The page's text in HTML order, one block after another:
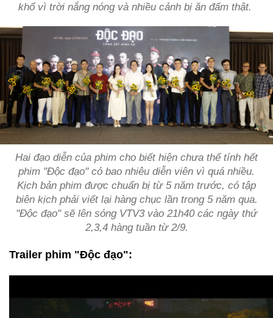
khổ vì trời nắng nóng và nhiều cảnh bị ăn đấm thật.
Hai đạo diễn của phim cho biết hiện chưa thể tính hết
phim "Độc đạo" có bao nhiêu diễn viên vì quá nhiều.
Kịch bản phim được chuẩn bị từ 5 năm trước, có tập
biên kịch phải viết lại hàng chục lần trong 5 năm qua.
"Độc đạo" sẽ lên sóng VTV3 vào 21h40 các ngày thứ
2,3,4 hàng tuần từ 2/9.
Trailer phim "Độc đạo":